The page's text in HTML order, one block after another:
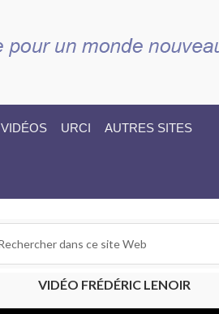
VIDÉOS URCI AUTRES SITES
VIDÉO FRÉDÉRIC LENOIR